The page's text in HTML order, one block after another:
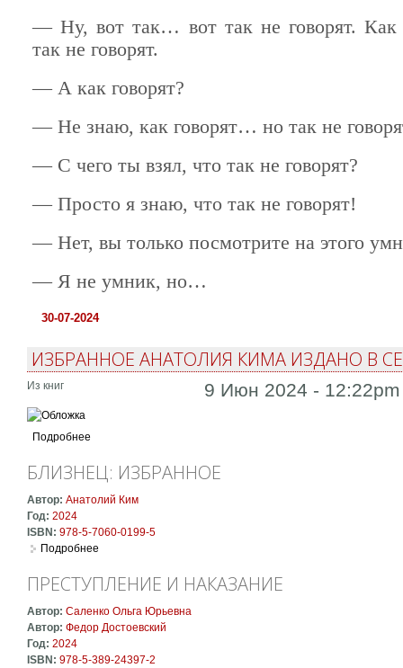
— Ну, вот так… вот так не говорят. Как
так не говорят.
— А как говорят?
— Не знаю, как говорят… но так не
— С чего ты взял, что так не говорят?
— Просто я знаю, что так не говорят!
— Нет, вы только посмотрите на этого
— Я не умник, но…
30-07-2024
ИЗБРАННОЕ АНАТОЛИЯ КИМА ИЗДАНО В
Из книг 9 Июн 2024 - 12:22pm
Подробнее
БЛИЗНЕЦ: ИЗБРАННОЕ
Автор: Анатолий Ким
Год: 2024
ISBN: 978-5-7060-0199-5
Подробнее
ПРЕСТУПЛЕНИЕ И НАКАЗАНИЕ
Автор: Саленко Ольга Юрьевна
Автор: Федор Достоевский
Год: 2024
ISBN: 978-5-389-24397-2